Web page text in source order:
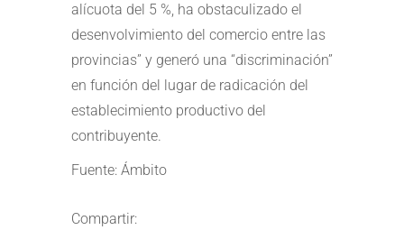
alícuota del 5 %, ha obstaculizado el
desenvolvimiento del comercio entre las
provincias” y generó una “discriminación”
en función del lugar de radicación del
establecimiento productivo del
contribuyente.
Fuente: Ámbito
Compartir: